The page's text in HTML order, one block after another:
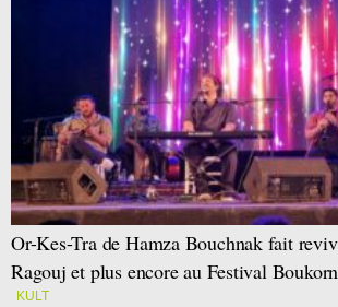
Or-Kes-Tra de Hamza Bouchnak fait
Ragouj et plus encore au Festival
KULT